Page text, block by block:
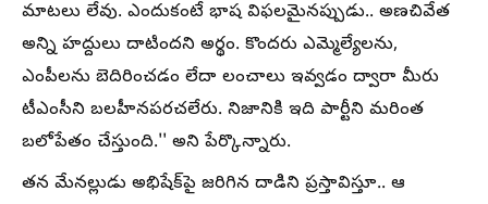
మాటలు లేవు. ఎందుకంటే భాష విఫలమైనప్పుడు.. అణచివేత
అన్ని హద్దులు దాటిందని అర్థం. కొందరు ఎమ్మెల్యేలను,
ఎంపీలను బెదిరించడం లేదా లంచాలు ఇవ్వడం ద్వారా మీరు
టీఎంసీని బలహీనపరచలేరు. నిజానికి ఇది పార్టీని మరింత
బలోపేతం చేస్తుంది.'' అని పేర్కొన్నారు.
తన మేనల్లుడు అభిషేక్‌పై జరిగిన దాడిని ప్రస్తావిస్తూ.. ఆ